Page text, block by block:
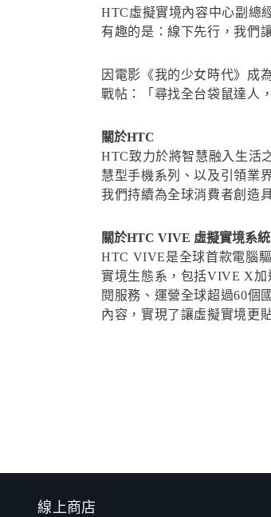
HTC虛擬實境內容中心副總
有趣的是：線下先行，我們
因電影《我的少女時代》成
戰帖：「尋找全台袋鼠達人
關於HTC
HTC致力於將智慧融入生活
慧型手機系列、以及引領業
我們持續為全球消費者創造
關於HTC VIVE 虛擬實境系統
HTC VIVE是全球首款電腦
實境生態系，包括VIVE X加
閱服務、運營全球超過60個
內容，實現了讓虛擬實境更
線上商店